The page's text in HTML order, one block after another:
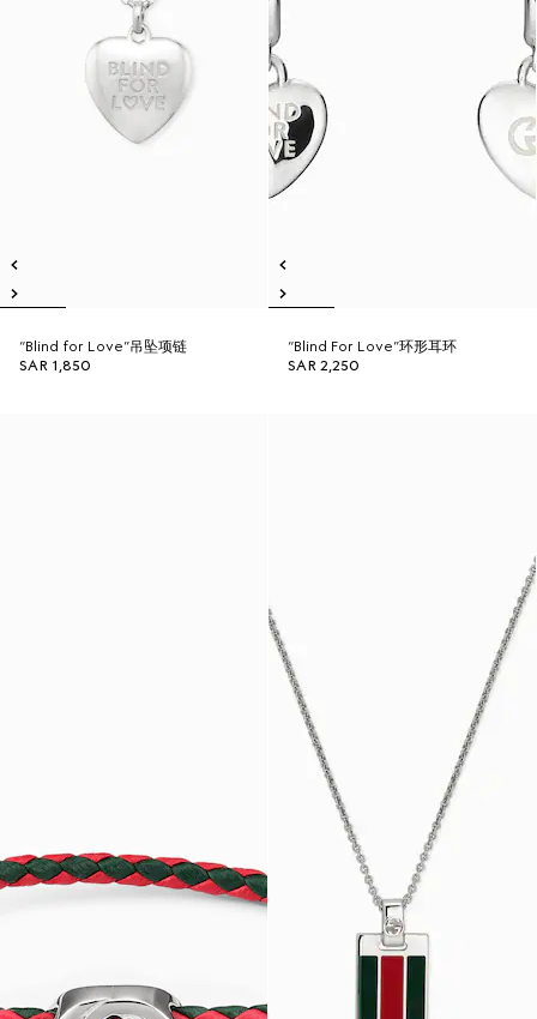
“Blind for Love”吊坠项链
SAR 1,850
“Blind For Love”环形耳环
SAR 2,250